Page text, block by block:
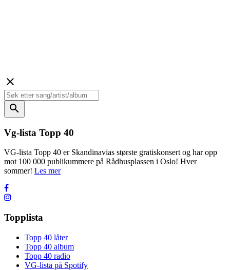
close
search
Vg-lista Topp 40
VG-lista Topp 40 er Skandinavias største gratiskonsert og har opp
mot 100 000 publikummere på Rådhusplassen i Oslo! Hver
sommer! Les mer
Topplista
Topp 40 låter
Topp 40 album
Topp 40 radio
VG-lista på Spotify